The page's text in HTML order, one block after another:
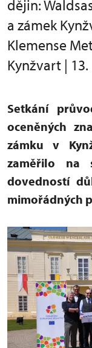
dějin:
a zámek
Klemense
Kynžvart |
Setkání
oceněných
zámku v
zaměřilo na
dovedností
mimořádných